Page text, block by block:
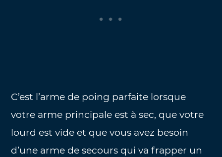
C’est l’arme de poing parfaite lorsque
votre arme principale est à sec, que votre
lourd est vide et que vous avez besoin
d’une arme de secours qui va frapper un